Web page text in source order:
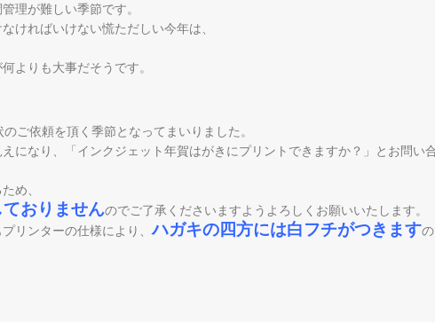
理が難しい季節です。
ければいけない慌ただしい今年は、
よりも大事だそうです。
ご依頼を頂く季節となってまいりました。
になり、「インクジェット年賀はがきにプリントできますか？」とお問い
め、
おりませんのでご了承くださいますようよろしくお願いいたします。
リンターの仕様により、ハガキの四方には白フチがつきます